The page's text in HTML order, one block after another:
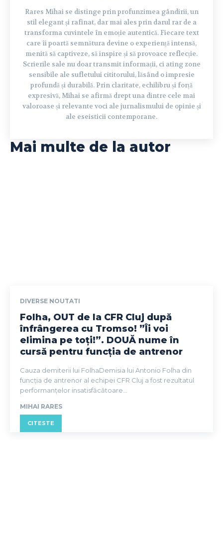
Rares Mihai se distinge prin profunzimea gândirii, un
stil elegant și rafinat, dar mai ales prin darul rar de a
transforma cuvintele în emoție autentică. Fiecare text
care îi poartă semnătura devine o experiență intensă,
menită să captiveze, să inspire și să provoace reflecție.
Scrierile sale nu doar transmit informații, ci ating zone
sensibile ale sufletului cititorului, lăsând o impresie
profundă și durabilă. Prin claritate, echilibru și forță
expresivă, Mihai se afirmă drept una dintre cele mai
valoroase și relevante voci ale jurnalismului de opinie și
ale eseisticii contemporane.
Mai multe de la autor
DIVERSE NOUTATI
Folha, OUT de la CFR Cluj după
înfrângerea cu Tromso! ”Îi voi
elimina pe toți!”. DOUĂ nume în
cursă pentru funcția de antrenor
Cauza demiterii lui FolhaDemisia lui Antonio Folha din
funcția de antrenor al echipei CFR Cluj a fost rezultatul
performanțelor insatisfăcătoare...
MIHAI RARES
CITESTE